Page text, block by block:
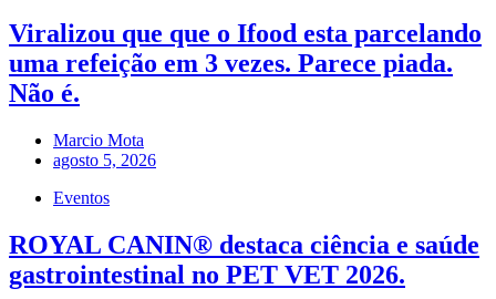
Viralizou que que o Ifood esta parcelando
uma refeição em 3 vezes. Parece piada.
Não é.
Marcio Mota
agosto 5, 2026
Eventos
ROYAL CANIN® destaca ciência e saúde
gastrointestinal no PET VET 2026.